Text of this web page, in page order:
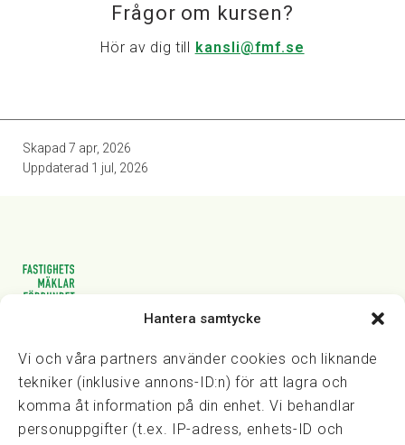
Hantera samtycke
Vi och våra partners använder cookies och liknande
tekniker (inklusive annons-ID:n) för att lagra och
komma åt information på din enhet. Vi behandlar
personuppgifter (t.ex. IP-adress, enhets-ID och
Frågor om kursen?
Hör av dig till kansli@fmf.se
Skapad 7 apr, 2026
Uppdaterad 1 jul, 2026
Vasagatan 28, 111 20 Stockholm
kansli@fmf.se
Snabblänkar